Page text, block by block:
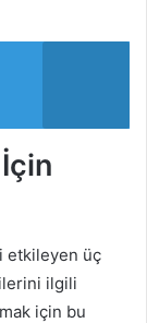
etkileyen üç
ilgili
için bu